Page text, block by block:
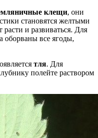
клещи, они
становятся желтыми
и развиваться. Для
оборваны все ягоды,
тля. Для
полейте раствором